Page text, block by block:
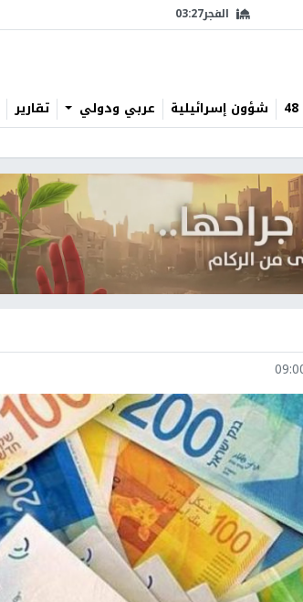
الفجر03:27
شؤون إسرائيلية عربي ودولي تقارير